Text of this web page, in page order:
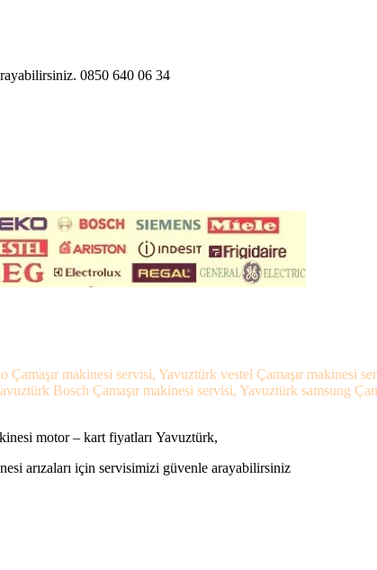
0850 640 06 34
makinesi servisi, Yavuztürk vestel Çamaşır makinesi
Bosch Çamaşır makinesi servisi, Yavuztürk samsung
motor – kart fiyatları Yavuztürk,
arızaları için servisimizi güvenle arayabilirsiniz